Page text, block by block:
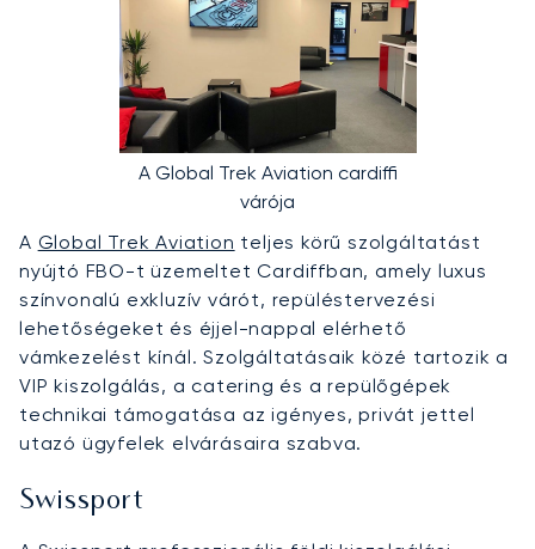
A Global Trek Aviation cardiffi
várója
A Global Trek Aviation teljes körű szolgáltatást
nyújtó FBO-t üzemeltet Cardiffban, amely luxus
színvonalú exkluzív várót, repüléstervezési
lehetőségeket és éjjel-nappal elérhető
vámkezelést kínál. Szolgáltatásaik közé tartozik a
VIP kiszolgálás, a catering és a repülőgépek
technikai támogatása az igényes, privát jettel
utazó ügyfelek elvárásaira szabva.
Swissport